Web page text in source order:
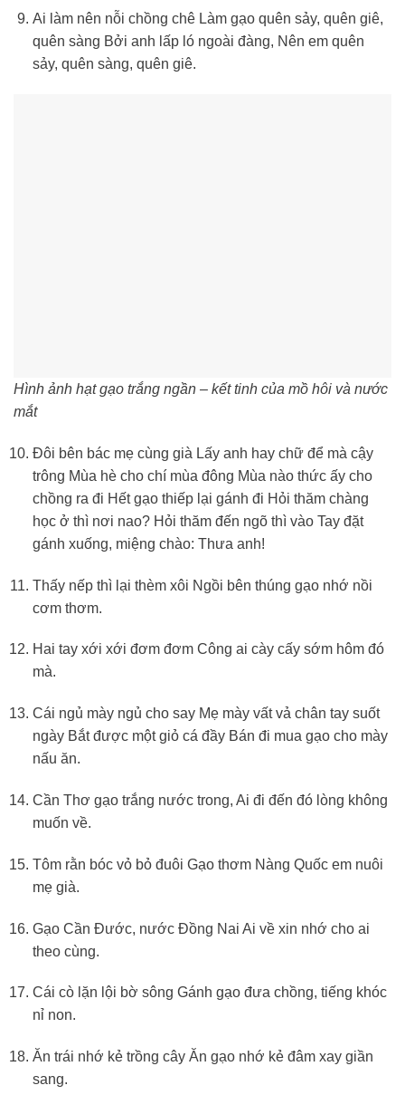
Ai làm nên nỗi chồng chê Làm gạo quên sảy, quên giê,
quên sàng Bởi anh lấp ló ngoài đàng, Nên em quên
sảy, quên sàng, quên giê.
Hình ảnh hạt gạo trắng ngần – kết tinh của mồ hôi và nước
mắt
Đôi bên bác mẹ cùng già Lấy anh hay chữ để mà cậy
trông Mùa hè cho chí mùa đông Mùa nào thức ấy cho
chồng ra đi Hết gạo thiếp lại gánh đi Hỏi thăm chàng
học ở thì nơi nao? Hỏi thăm đến ngõ thì vào Tay đặt
gánh xuống, miệng chào: Thưa anh!
Thấy nếp thì lại thèm xôi Ngồi bên thúng gạo nhớ nồi
cơm thơm.
Hai tay xới xới đơm đơm Công ai cày cấy sớm hôm đó
mà.
Cái ngủ mày ngủ cho say Mẹ mày vất vả chân tay suốt
ngày Bắt được một giỏ cá đầy Bán đi mua gạo cho mày
nấu ăn.
Cần Thơ gạo trắng nước trong, Ai đi đến đó lòng không
muốn về.
Tôm rằn bóc vỏ bỏ đuôi Gạo thơm Nàng Quốc em nuôi
mẹ già.
Gạo Cần Đước, nước Đồng Nai Ai về xin nhớ cho ai
theo cùng.
Cái cò lặn lội bờ sông Gánh gạo đưa chồng, tiếng khóc
nỉ non.
Ăn trái nhớ kẻ trồng cây Ăn gạo nhớ kẻ đâm xay giần
sang.